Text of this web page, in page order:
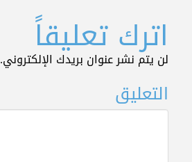
اترك تعليقاً
لن يتم نشر عنوان بريدك الإلكتروني.
التعليق